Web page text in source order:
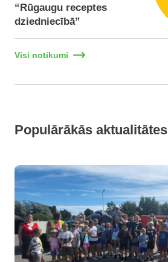
“Rūgaugu receptes
dziedniecībā”
Visi notikumi
Populārākās aktualitātes